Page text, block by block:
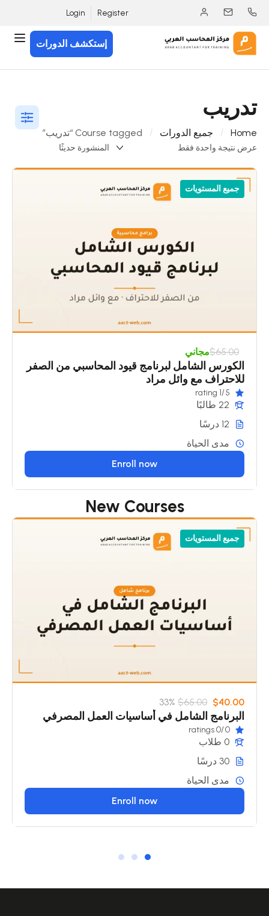
Register
Login
إستكشف الدورات
تدريب
Home جميع الدورات Course tagged “تدريب”
عرض نتيجة واحدة فقط
جميع المستويات
$65.00مجاني
الكورس الشامل لبرنامج قيود المحاسبي من الصفر
للاحتراف مع وائل مراد
5
/1 rating
22 طالبًا
12 درسًا
مدى الحياة
Enroll now
New Courses
جميع المستويات
$65.00 $40.00
33%
البرنامج الشامل في أساسيات العمل المصرفي
0
/0 ratings
0 طلاب
30 درسًا
مدى الحياة
Enroll now